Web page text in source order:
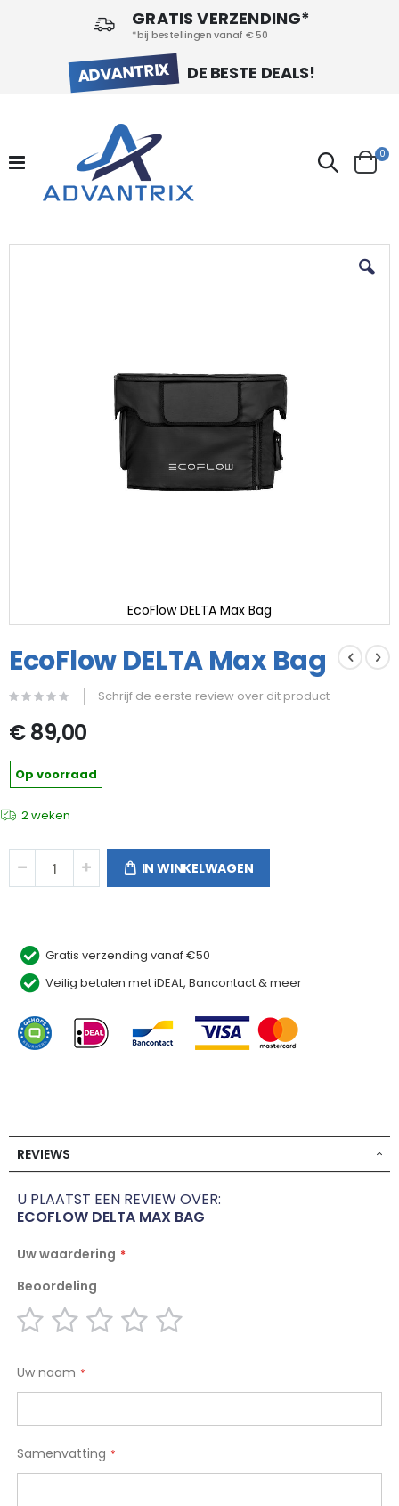
GRATIS VERZENDING*
*bij bestellingen vanaf € 50
ADVANTRIX DE BESTE DEALS!
Search
Cart
0
Ga
EcoFlow DELTA Max Bag
naar
het
van
afbeeldingen-
gallerij
EcoFlow DELTA Max Bag
Schrijf de eerste review over dit product
€ 89,00
Op voorraad
2 weken
IN WINKELWAGEN
Gratis verzending vanaf €50
Veilig betalen met iDEAL, Bancontact & meer
REVIEWS
U PLAATST EEN REVIEW OVER:
ECOFLOW DELTA MAX BAG
Uw waardering
Beoordeling
star
stars
stars
stars
stars
Uw naam
Samenvatting